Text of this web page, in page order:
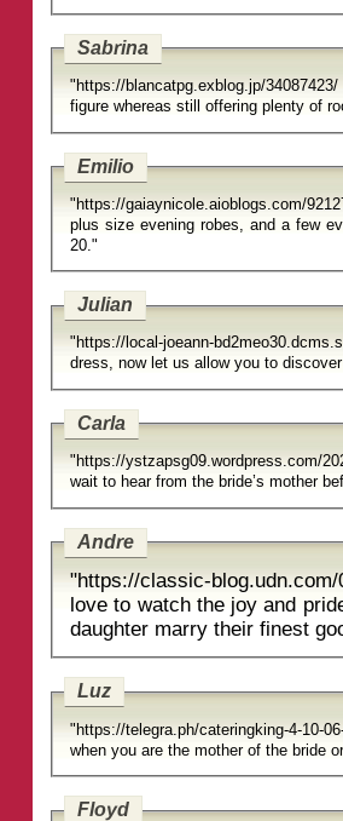
Sabrina
"https://blancatpg.exblog.jp/
figure whereas still offering plenty of
Emilio
"https://gaiaynicole.aioblogs.com/
plus size evening robes, and a few even with
20."
Julian
"https://local-joeann-
dress, now let us allow you to
Carla
"https://ystzapsg09.wordpress.com/
wait to hear from the
Andre
"https://classic-
love to watch the joy and
daughter marry their finest
Luz
"https://telegra.ph/cateringking-4-10-
when you are the
Floyd